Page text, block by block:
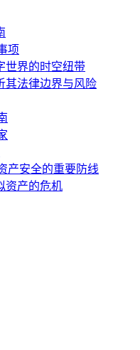
项
世界的时空纽带
其法律边界与风险
产安全的重要防线
资产的危机